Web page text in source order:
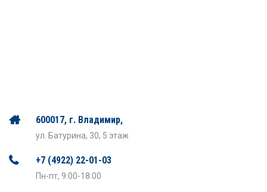
600017, г. Владимир,
ул. Батурина, 30, 5 этаж
+7 (4922) 22-01-03
Пн-пт, 9:00-18:00